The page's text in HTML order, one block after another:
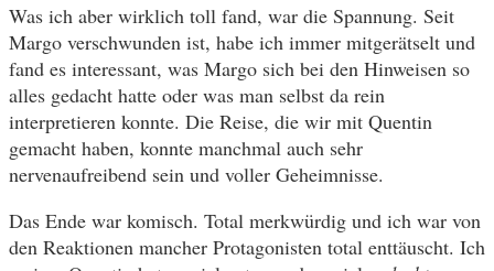
Was ich aber wirklich toll fand, war die Spannung. Seit
Margo verschwunden ist, habe ich immer mitgerätselt und
fand es interessant, was Margo sich bei den Hinweisen so
alles gedacht hatte oder was man selbst da rein
interpretieren konnte. Die Reise, die wir mit Quentin
gemacht haben, konnte manchmal auch sehr
nervenaufreibend sein und voller Geheimnisse.
Das Ende war komisch. Total merkwürdig und ich war von
den Reaktionen mancher Protagonisten total enttäuscht. Ich